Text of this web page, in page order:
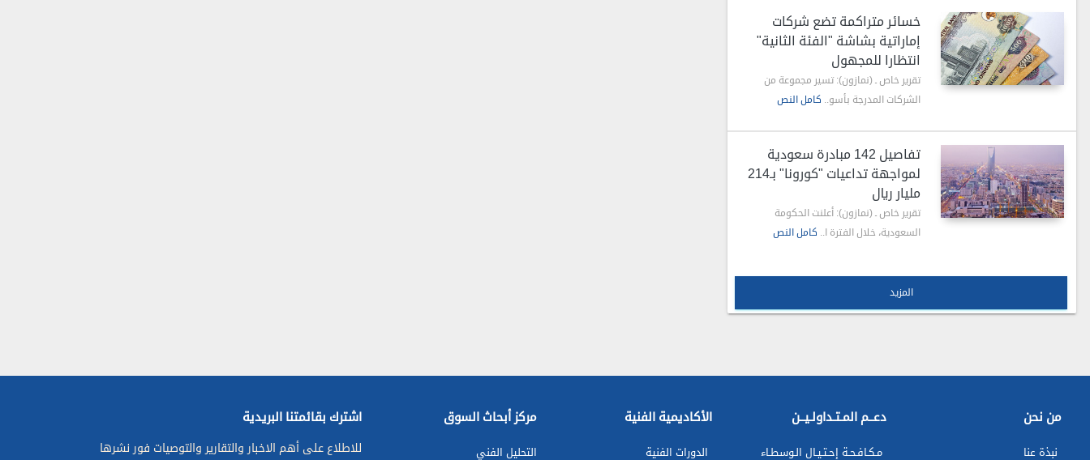
خسائر متراكمة تضع شركات
إماراتية بشاشة "الفئة الثانية"
انتظارا للمجهول
تقرير خاص ـ (نمازون): تسير مجموعة من
الشركات المدرجة بأسو.. كامل النص
تفاصيل 142 مبادرة سعودية
لمواجهة تداعيات "كورونا" بـ214
مليار ريال
تقرير خاص ـ (نمازون): أعلنت الحكومة
السعودية، خلال الفترة ا.. كامل النص
المزيد
من نحن
نبذة عنا
دعــم المـتـداولـيــن
مـكـافـحـة إحـتـيـال الـوسطـاء
الأكاديمية الفنية
الدورات الفنية
مركز أبحاث السوق
التحليل الفني
اشترك بقائمتنا البريدية
للاطلاع على أهم الاخبار والتقارير والتوصيات فور نشرها